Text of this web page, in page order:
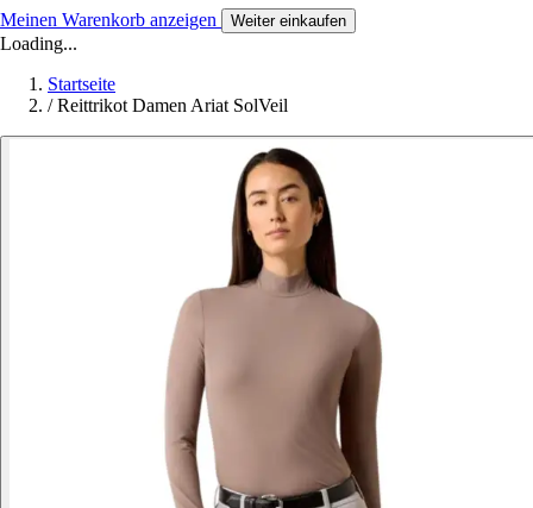
Meinen Warenkorb anzeigen Weiter einkaufen
Loading...
Startseite
/ Reittrikot Damen Ariat SolVeil